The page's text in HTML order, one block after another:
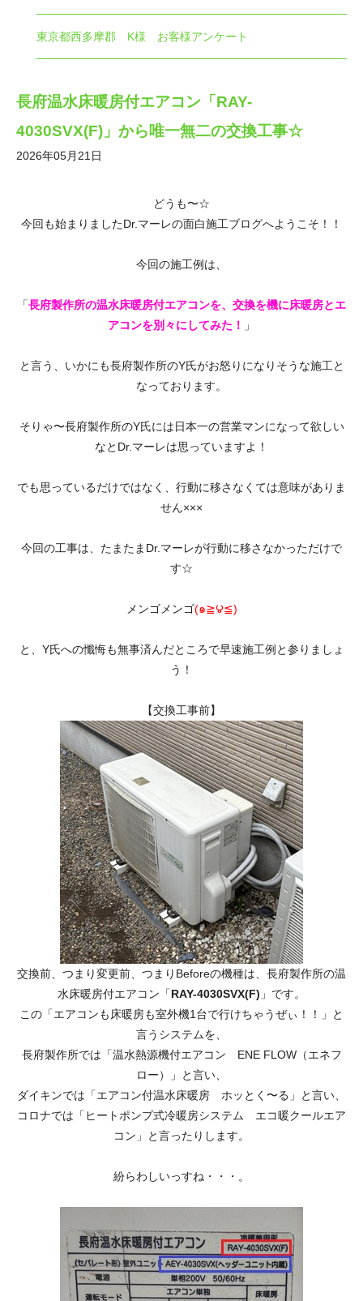
東京都西多摩郡 K様 お客様アンケート
長府温水床暖房付エアコン「RAY-
4030SVX(F)」から唯一無二の交換工事☆
2026年05月21日
どうも〜☆
今回も始まりましたDr.マーレの面白施工ブログへようこそ！！
今回の施工例は、
「長府製作所の温水床暖房付エアコンを、交換を機に床暖房とエ
アコンを別々にしてみた！
」
と言う、いかにも長府製作所のY氏がお怒りになりそうな施工と
なっております。
そりゃ〜長府製作所のY氏には日本一の営業マンになって欲しい
なとDr.マーレは思っていますよ！
でも思っているだけではなく、行動に移さなくては意味がありま
せん×××
今回の工事は、たまたまDr.マーレが行動に移さなかっただけで
す☆
メンゴメンゴ(๑≧౪≦)
と、Y氏への懺悔も無事済んだところで早速施工例と参りましょ
う！
【交換工事前】
交換前、つまり変更前、つまりBeforeの機種は、長府製作所の温
水床暖房付エアコン「RAY-4030SVX(F) 」です。
この「エアコンも床暖房も室外機1台で行けちゃうぜぃ！！」と
言うシステムを、
長府製作所では「温水熱源機付エアコン ENE FLOW（エネフ
ロー）」と言い、
ダイキンでは「エアコン付温水床暖房 ホッとく〜る」と言い、
コロナでは「ヒートポンプ式冷暖房システム エコ暖クールエア
コン」と言ったりします。
紛らわしいっすね・・・。